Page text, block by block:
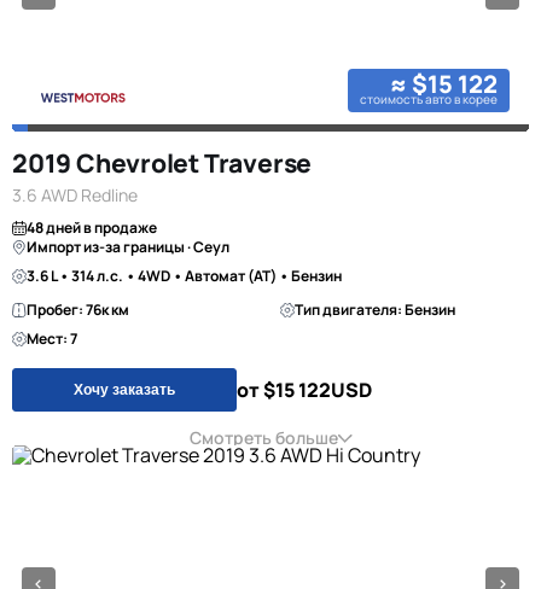
≈ $15 122
стоимость авто в корее
2019 Chevrolet Traverse
3.6 AWD Redline
48 дней в продаже
Импорт из-за границы · Сеул
3.6 L • 314 л.с. • 4WD • Автомат (AT) • Бензин
Пробег: 76к км
Тип двигателя: Бензин
Мест: 7
Хочу заказать от $15 122USD
Смотреть больше